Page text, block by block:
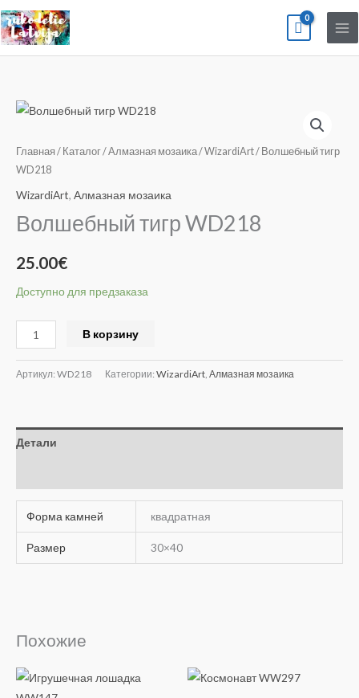
Перейти
к
содержимому
Главная / Каталог/Алмазная мозаика/WizardiArt/ Волшебный тигр
WD218
WizardiArt, Алмазная мозаика
Волшебный тигр WD218
25.00€
Доступно для предзаказа
Количество
Волшебный
тигр
WD218
В корзину
Артикул: WD218 Категории: WizardiArt Алмазная мозаика
Детали
Форма камней квадратная
Размер 30×40
Похожие